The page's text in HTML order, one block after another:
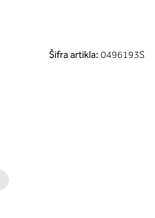
Šifra artikla: 0496193S